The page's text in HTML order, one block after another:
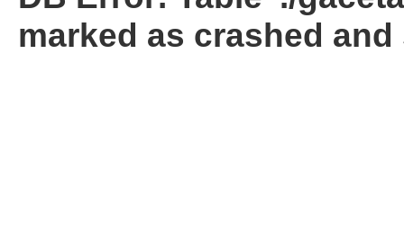
marked as crashed